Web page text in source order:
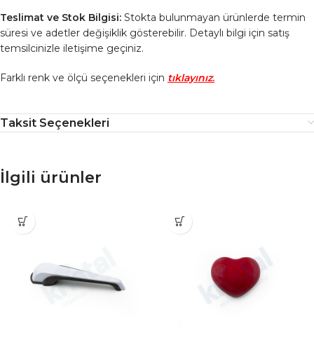
Teslimat ve Stok Bilgisi: Stokta bulunmayan ürünlerde termin
süresi ve adetler değişiklik gösterebilir. Detaylı bilgi için satış
temsilcinizle iletişime geçiniz.
Farklı renk ve ölçü seçenekleri için tıklayınız.
Taksit Seçenekleri
İlgili ürünler